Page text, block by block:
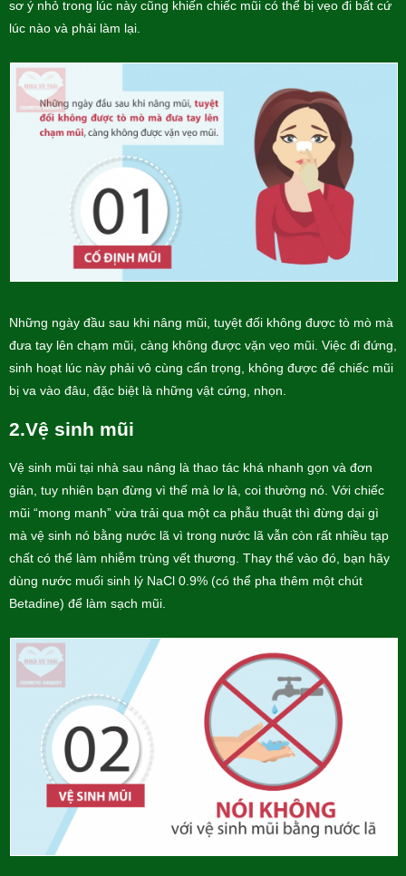
sơ ý nhỏ trong lúc này cũng khiến chiếc mũi có thể bị vẹo đi bất cứ
lúc nào và phải làm lại.
Những ngày đầu sau khi nâng mũi, tuyệt đối không được tò mò mà
đưa tay lên chạm mũi, càng không được vặn vẹo mũi. Việc đi đứng,
sinh hoạt lúc này phải vô cùng cẩn trọng, không được để chiếc mũi
bị va vào đâu, đặc biệt là những vật cứng, nhọn.
2.Vệ sinh mũi
Vệ sinh mũi tại nhà sau nâng là thao tác khá nhanh gọn và đơn
giản, tuy nhiên bạn đừng vì thế mà lơ là, coi thường nó. Với chiếc
mũi “mong manh” vừa trải qua một ca phẫu thuật thì đừng dại gì
mà vệ sinh nó bằng nước lã vì trong nước lã vẫn còn rất nhiều tạp
chất có thể làm nhiễm trùng vết thương. Thay thế vào đó, bạn hãy
dùng nước muối sinh lý NaCl 0.9% (có thể pha thêm một chút
Betadine) để làm sạch mũi.